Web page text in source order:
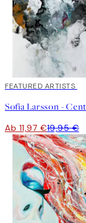
40%*
FEATURED ARTISTS
Ab 11,97 €19,95 €